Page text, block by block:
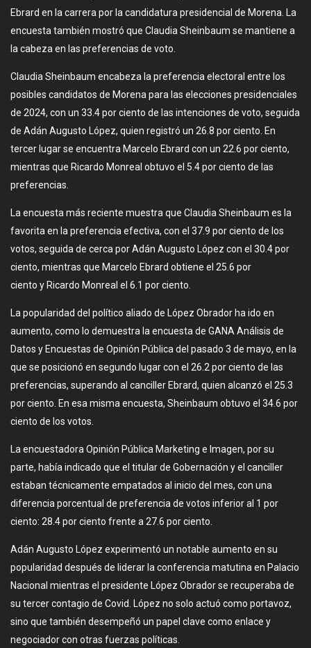
Ebrard en la carrera por la candidatura presidencial de Morena. La
encuesta también mostró que Claudia Sheinbaum se mantiene a
la cabeza en las preferencias de voto.
Claudia Sheinbaum encabeza la preferencia electoral entre los
posibles candidatos de Morena para las elecciones presidenciales
de 2024, con un 33.4 por ciento de las intenciones de voto, seguida
de Adán Augusto López, quien registró un 26.8 por ciento. En
tercer lugar se encuentra Marcelo Ebrard con un 22.6 por ciento,
mientras que Ricardo Monreal obtuvo el 5.4 por ciento de las
preferencias.
La encuesta más reciente muestra que Claudia Sheinbaum es la
favorita en la preferencia efectiva, con el 37.9 por ciento de los
votos, seguida de cerca por Adán Augusto López con el 30.4 por
ciento, mientras que Marcelo Ebrard obtiene el 25.6 por
ciento y Ricardo Monreal el 6.1 por ciento.
La popularidad del político aliado de López Obrador ha ido en
aumento, como lo demuestra la encuesta de GANA Análisis de
Datos y Encuestas de Opinión Pública del pasado 3 de mayo, en la
que se posicionó en segundo lugar con el 26.2 por ciento de las
preferencias, superando al canciller Ebrard, quien alcanzó el 25.3
por ciento. En esa misma encuesta, Sheinbaum obtuvo el 34.6 por
ciento de los votos.
La encuestadora Opinión Pública Marketing e Imagen, por su
parte, había indicado que el titular de Gobernación y el canciller
estaban técnicamente empatados al inicio del mes, con una
diferencia porcentual de preferencia de votos inferior al 1 por
ciento: 28.4 por ciento frente a 27.6 por ciento.
Adán Augusto López experimentó un notable aumento en su
popularidad después de liderar la conferencia matutina en Palacio
Nacional mientras el presidente López Obrador se recuperaba de
su tercer contagio de Covid. López no solo actuó como portavoz,
sino que también desempeñó un papel clave como enlace y
negociador con otras fuerzas políticas.